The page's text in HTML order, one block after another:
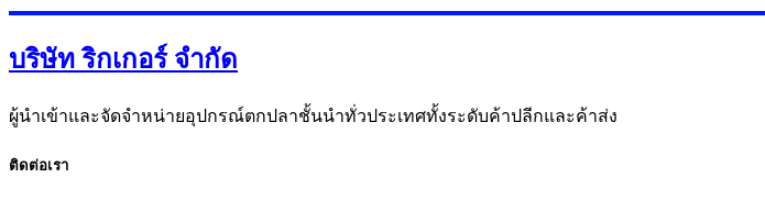
บริษัท ริกเกอร์ จำกัด
ผู้นำเข้าและจัดจำหน่ายอุปกรณ์ตกปลาชั้นนำทั่วประเทศทั้งระดับค้าปลีกและค้าส่ง
ติดต่อเรา